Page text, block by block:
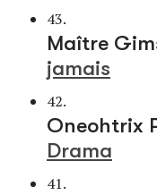
43.
Maître
jamais
42.
Oneohtrix
Drama
41.